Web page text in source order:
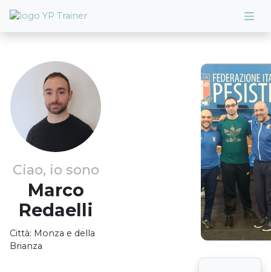
Ciao, io sono
Marco
Redaelli
Città: Monza e della
Brianza